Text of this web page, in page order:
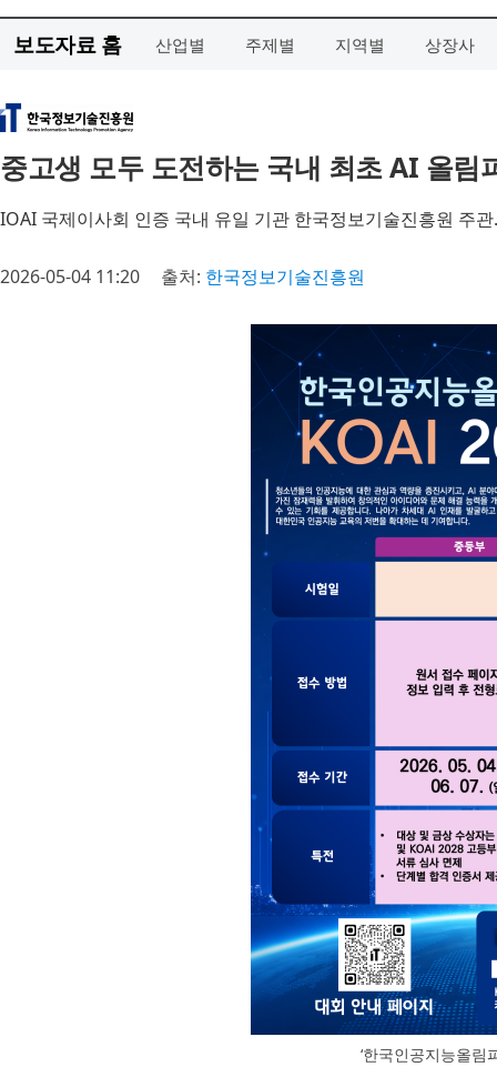
보도자료 홈 산업별 주제별 지역별 상장사
중고생 모두 도전하는 국내 최초 AI 올림
IOAI 국제이사회 인증 국내 유일 기관 한국정보기술진흥원 주
2026-05-04 11:20 출처: 한국정보기술진흥원
‘한국인공지능올림